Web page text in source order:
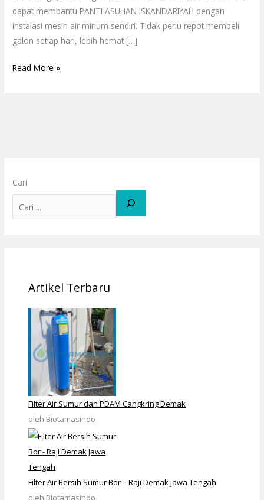
dapat membantu PANTI ASUHAN ISKANDARIYAH dengan
instalasi mesin air minum sendiri. Tidak perlu repot membeli
galon setiap hari, lebih hemat […]
Read More »
Cari
Artikel Terbaru
Filter Air Sumur dan PDAM Cangkring Demak
oleh Biotamasindo
Filter Air Bersih Sumur Bor – Raji Demak Jawa Tengah
oleh Biotamasindo